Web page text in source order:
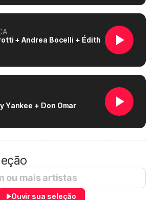
+ Andrea Bocelli + Édith
Yankee + Don Omar
Ouvir sua seleção